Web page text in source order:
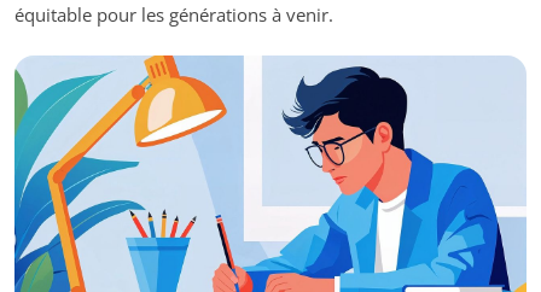
équitable pour les générations à venir.